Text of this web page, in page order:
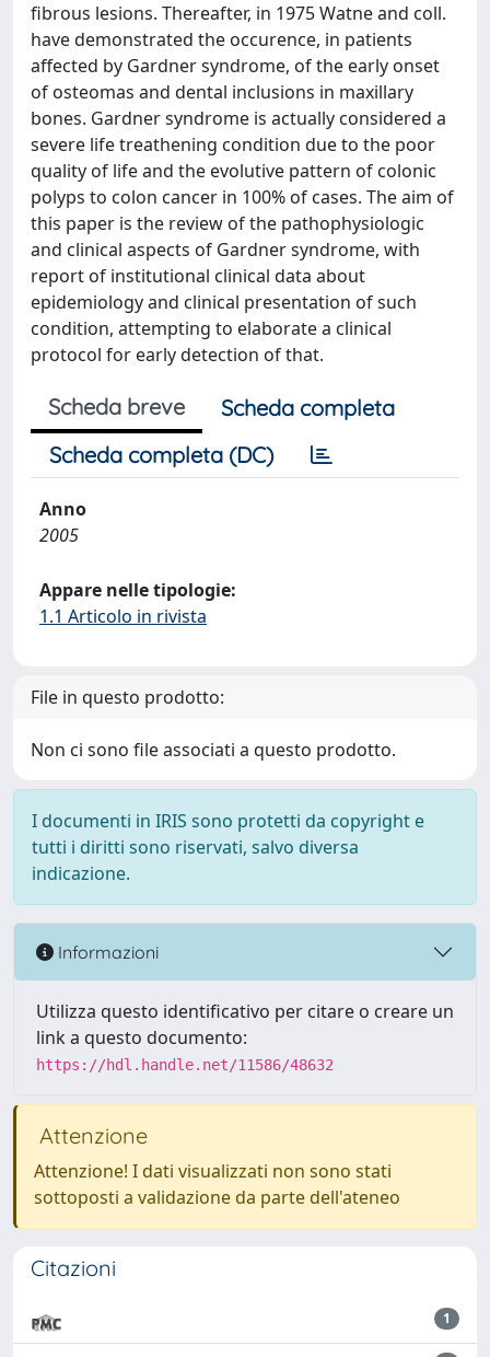
fibrous lesions. Thereafter, in 1975 Watne and coll.
have demonstrated the occurence, in patients
affected by Gardner syndrome, of the early onset
of osteomas and dental inclusions in maxillary
bones. Gardner syndrome is actually considered a
severe life treathening condition due to the poor
quality of life and the evolutive pattern of colonic
polyps to colon cancer in 100% of cases. The aim of
this paper is the review of the pathophysiologic
and clinical aspects of Gardner syndrome, with
report of institutional clinical data about
epidemiology and clinical presentation of such
condition, attempting to elaborate a clinical
protocol for early detection of that.
Scheda breve
Scheda completa
Scheda completa (DC)
Anno
2005
Appare nelle tipologie:
1.1 Articolo in rivista
File in questo prodotto:
Non ci sono file associati a questo prodotto.
I documenti in IRIS sono protetti da copyright e
tutti i diritti sono riservati, salvo diversa
indicazione.
Informazioni
Utilizza questo identificativo per citare o creare un
link a questo documento:
https://hdl.handle.net/11586/48632
Attenzione
Attenzione! I dati visualizzati non sono stati
sottoposti a validazione da parte dell'ateneo
Citazioni
1